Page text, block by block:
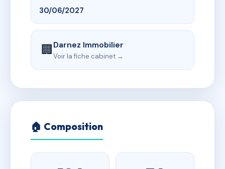
30/06/2027
🏢Darnez Immobilier
Voir la fiche cabinet →
🏠 Composition